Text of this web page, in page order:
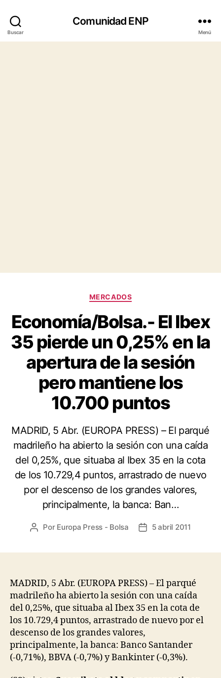
Buscar
Comunidad ENP
Menú
Categorías
MERCADOS
Economía/Bolsa.- El Ibex
35 pierde un 0,25% en la
apertura de la sesión
pero mantiene los
10.700 puntos
MADRID, 5 Abr. (EUROPA PRESS) – El parqué
madrileño ha abierto la sesión con una caída
del 0,25%, que situaba al Ibex 35 en la cota
de los 10.729,4 puntos, arrastrado de nuevo
por el descenso de los grandes valores,
principalmente, la banca: Ban…
Autor
Por Europa Press - Bolsa
Fecha5 abril 2011
MADRID, 5 Abr. (EUROPA PRESS) – El parqué
madrileño ha abierto la sesión con una caída
del 0,25%, que situaba al Ibex 35 en la cota de
los 10.729,4 puntos, arrastrado de nuevo por el
descenso de los grandes valores,
principalmente, la banca: Banco Santander
(-0,71%), BBVA (-0,7%) y Bankinter (-0,3%).